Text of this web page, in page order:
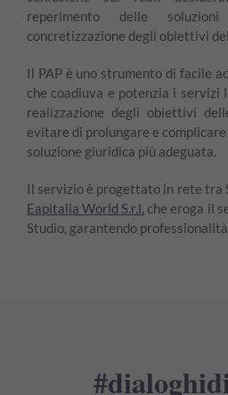
reperimento delle
concretizzazione degli obiettivi
Il PAP è uno strumento di facile
che coadiuva e potenzia i servizi
realizzazione degli obiettivi
evitare di prolungare e
soluzione giuridica più adeguata.
Il servizio è progettato in rete tra
Eapitalia World S.r.l. che eroga il
Studio, garantendo